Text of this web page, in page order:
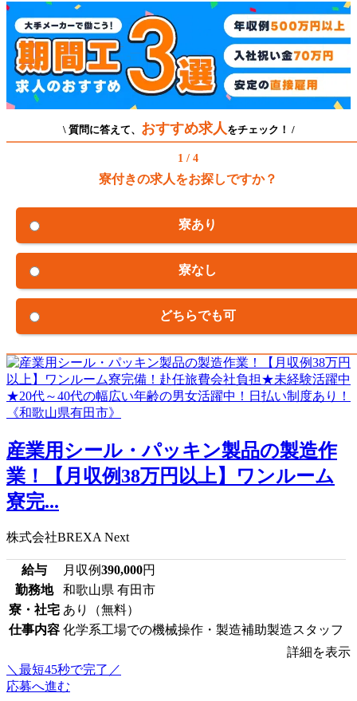
\ 質問に答えて、 おすすめ求人 をチェック！ /
1 / 4
寮付きの求人をお探しですか？
寮あり
寮なし
どちらでも可
産業用シール・パッキン製品の製造作
業！【月収例38万円以上】ワンルーム
寮完...
株式会社BREXA Next
給与 月収例390,000円
勤務地
和歌山県 有田市
寮・社宅 あり（無料）
仕事内容 化学系工場での機械操作・製造補助製造スタッフ
詳細を表示
＼最短45秒で完了／
応募へ進む